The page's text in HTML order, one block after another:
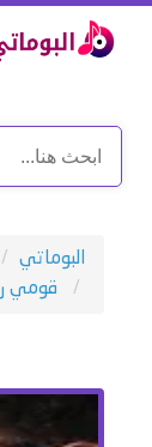
البوماتي
قومي